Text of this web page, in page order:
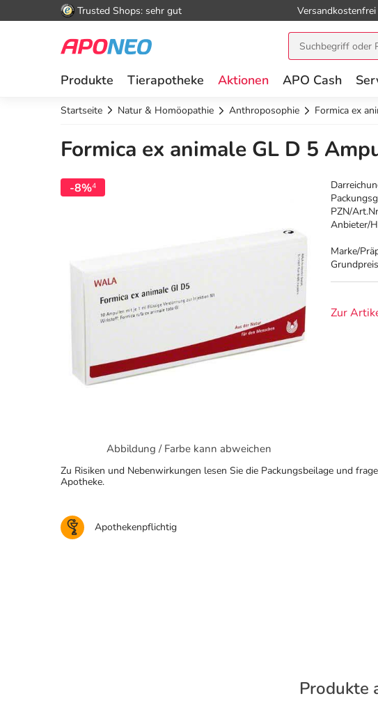
Trusted Shops: sehr gut
Produkte Tierapotheke Aktionen APO Cash
Startseite Natur & Homöopathie Anthroposophie Formica ex
Formica ex animale GL D 5
-8%4
Abbildung / Farbe kann abweichen
PZN/
Anbieter/
Marke/
Zur
Zu Risiken und Nebenwirkungen lesen Sie die Packungsbeilage und
Apotheke.
Apothekenpflichtig
Produkte